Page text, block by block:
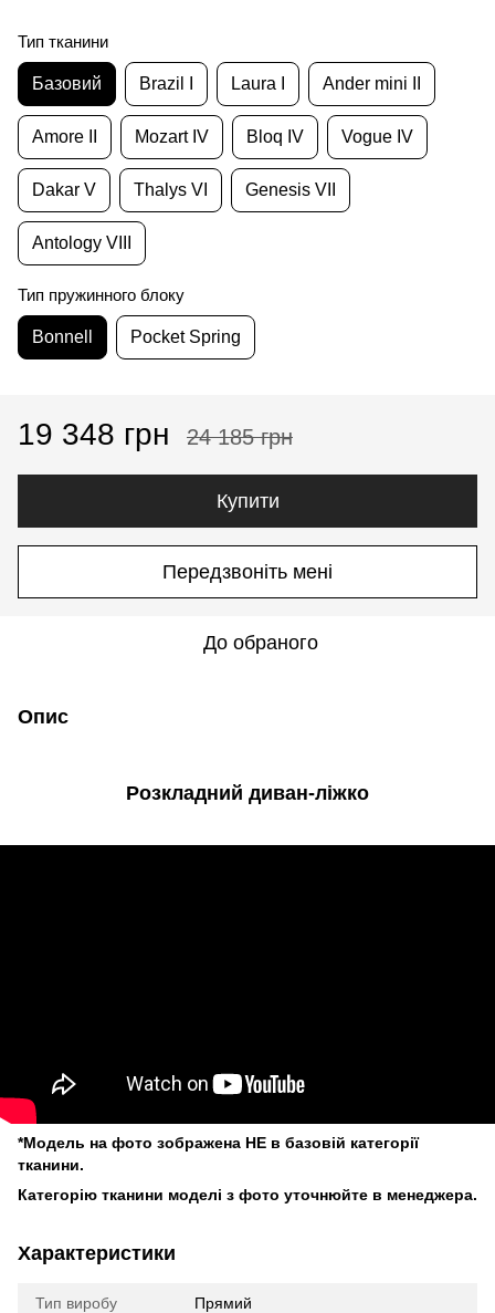
Тип тканини
Базовий Brazil I Laura I Ander mini II
Amore II Mozart IV Bloq IV Vogue IV
Dakar V Thalys VI Genesis VII
Antology VIII
Тип пружинного блоку
Bonnell Pocket Spring
19 348 грн 24 185 грн
Купити
Передзвоніть мені
До обраного
Опис
Розкладний диван-ліжко
*Модель на фото зображена НЕ в базовій категорії
тканини.
Категорію тканини моделі з фото уточнюйте в менеджера.
Характеристики
Тип виробу Прямий